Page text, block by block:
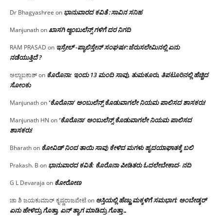
Dr Bhagyashree on ಭಾನುವಾರದ ಕವಿತೆ :ಸಾವಿನ ಸನಿಹ
Manjunathonಖಾಸಗಿ ಆ್ಯಂಬುಲೆನ್ಸ್ ಗಳಿಗೆ ದರ ನಿಗದಿ
RAM PRASAD on ಇಸ್ರೇಲ್ -ಪ್ಯಾಲಿಸ್ತೇನ್ ಸಂಘರ್ಷ:ಜೆರುಸಲೇಮಿನಲ್ಲಿ ಏನು
ನಡೆಯುತ್ತಿದೆ ?
ಅಲ್ಲಾಬಕಾಶ್on ಕೊರೊನಾ: ಇಂದು 13 ಮಂದಿ ಸಾವು, ತುಮಕೂರು, ತಿಪಟೂರಿನಲ್ಲಿ ಹೆಚ್ಚಿದ
ಸೋಂಕು
Manjunathon ‘ಕೊರೊನಾ’ ಅಂಬುಲೆನ್ಸ್ ಕೊಡುವಾಗಲೇ ನಿಯಮ ಪಾಲಿಸದ ಶಾಸಕರು!
Manjunath HN on ‘ಕೊರೊನಾ’ ಅಂಬುಲೆನ್ಸ್ ಕೊಡುವಾಗಲೇ ನಿಯಮ ಪಾಲಿಸದ
ಶಾಸಕರು!
Bharathon ಕೋವಿಡ್ ನಿಂದ ತಾಯಿ ಸಾವು ಕೇಳಿದ ಮಗಳು ಹೃದಯಾಘಾತಕ್ಕೆ ಬಲಿ
Prakash. B on ಭಾನುವಾರದ ಕವಿತೆ: ಕೊರೊನಾ ಪೀಡಿತರು ಓದಲೇಬೇಕಾದ- ನದಿ
G L Devaraja on ಕೋರೋಣ
ಚಾ ಶಿ ಜಯಕುಮಾರ್ ಕೃಷ್ಣರಾಜಪೇಟೆon ಆಸ್ತಿಯಲ್ಲಿ ಹೆಣ್ಣು ಮಕ್ಕಳಿಗೆ ಸಮಭಾಗ; ಅಂಬೇಡ್ಕರ್
ಏನು ಹೇಳಿದ್ರು ಗೊತ್ತಾ, ಏನ್ ತ್ಯಾಗ ಮಾಡಿದ್ರು ಗೊತ್ತಾ…